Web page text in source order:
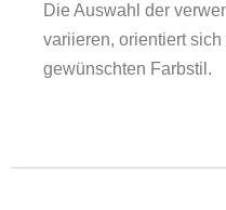
Die Auswahl der
variieren, orientiert
gewünschten Farbstil.